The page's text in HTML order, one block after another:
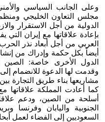
وعلى الجانب السياسي
مجلس التعاون الخليجي
الدولية من أجل الاستقرار
بإعادة علاقاتها مع إيران التي
العربي من أجل أبعاد نذر
أيضاً بكل حكمة وإدراك من
الدول الأخرى خاصة: الصين
وقدمت لها الدعوة للانضمام
مشاريعها بناء طريق التجارة
كما أعادت المملكة علاقاتها
أسلحة من الصين، ودعم
الجنوبية واليابان وفرنسا
السعوديين إلى الفضاء لعمل